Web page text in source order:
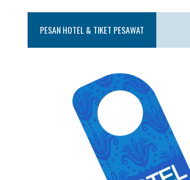
PESAN HOTEL & TIKET PESAWAT